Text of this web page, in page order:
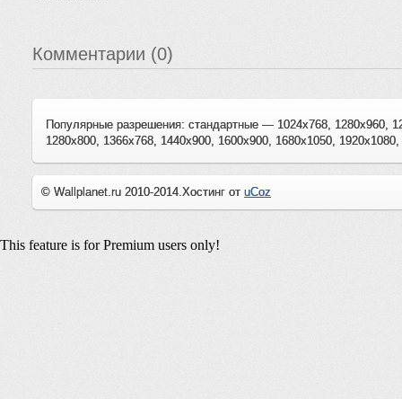
Комментарии (0)
Популярные разрешения: стандартные — 1024x768, 1280x960,
1280x800, 1366x768, 1440x900, 1600x900, 1680x1050,
© Wallplanet.ru 2010-2014.Хостинг от uCoz
This feature is for Premium users only!